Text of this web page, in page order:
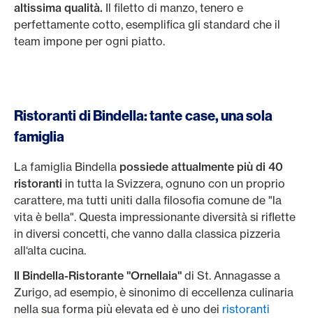
altissima qualità. Il filetto di manzo, tenero e
perfettamente cotto, esemplifica gli standard che il
team impone per ogni piatto.
Ristoranti di Bindella: tante case, una sola
famiglia
La famiglia Bindella possiede attualmente più di 40
ristoranti in tutta la Svizzera, ognuno con un proprio
carattere, ma tutti uniti dalla filosofia comune de "la
vita è bella". Questa impressionante diversità si riflette
in diversi concetti, che vanno dalla classica pizzeria
all‘alta cucina.
Il Bindella-Ristorante "Ornellaia" di St. Annagasse a
Zurigo, ad esempio, è sinonimo di eccellenza culinaria
nella sua forma più elevata ed è uno dei ristoranti